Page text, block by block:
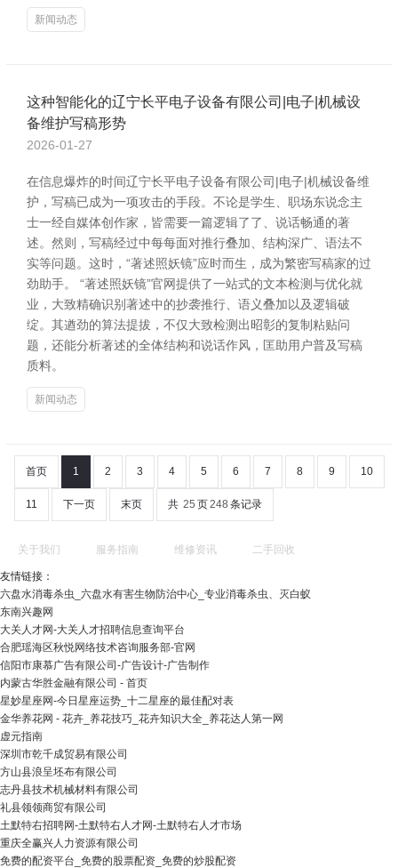
新闻动态
这种智能化的辽宁长平电子设备有限公司|电子|机械设
备维护写稿形势
2026-01-27
在信息爆炸的时间辽宁长平电子设备有限公司|电子|机械设备维
护，写稿已成为一项攻击的手段。不论是学生、职场东说念主
士一经自媒体创作家，皆需要一篇逻辑了了、说话畅通的著
述。然则，写稿经过中每每面对推行叠加、结构深广、语法不
实等问题。这时，“著述照妖镜”应时而生，成为繁密写稿家的过
劲助手。 “著述照妖镜”官网提供了一站式的文本检测与优化就
业，大致精确识别著述中的抄袭推行、语义叠加以及逻辑破
绽。其遒劲的算法提拔，不仅大致检测出昭彰的复制粘贴问
题，还能分析著述的全体结构和说话作风，匡助用户普及写稿
质料。
新闻动态
首页 1 2 3 4 5 6 7 8 9 10
11 下一页 末页 共 25 页248 条记录
关于我们 服务指南 维修资讯 二手回收
友情链接：
六盘水消毒杀虫_六盘水有害生物防治中心_专业消毒杀虫、灭白蚁
东南兴趣网
大关人才网-大关人才招聘信息查询平台
合肥瑶海区秋悦网络技术咨询服务部-官网
信阳市康慕广告有限公司-广告设计-广告制作
内蒙古华胜金融有限公司 - 首页
星妙星座网-今日星座运势_十二星座的最佳配对表
金华养花网 - 花卉_养花技巧_花卉知识大全_养花达人第一网
虚元指南
深圳市乾千成贸易有限公司
方山县浪呈坯布有限公司
志丹县技术机械材料有限公司
礼县领领商贸有限公司
土默特右招聘网-土默特右人才网-土默特右人才市场
重庆全赢兴人力资源有限公司
免费的配资平台_免费的股票配资_免费的炒股配资